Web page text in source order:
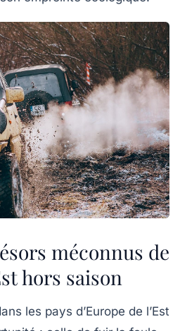
méconnus de
hors saison
les pays d’Europe de l’Est